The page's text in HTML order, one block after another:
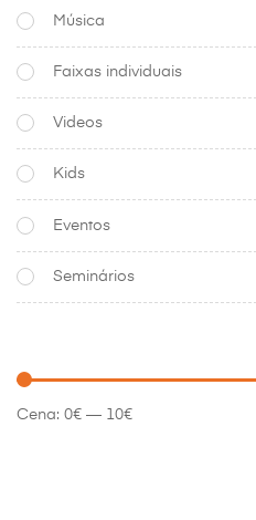
Música
Faixas individuais
Videos
Kids
Eventos
Seminários
Cena: 0€ — 10€